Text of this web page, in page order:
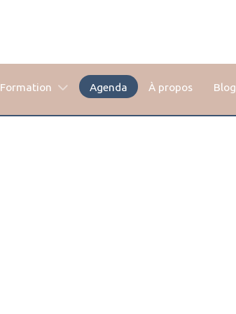
Formation Agenda À propos Blog